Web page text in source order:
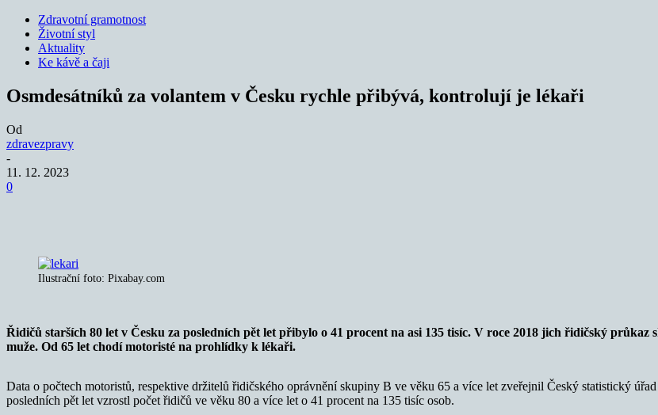
Zdravotní gramotnost
Životní styl
Aktuality
Ke kávě a čaji
Osmdesátníků za volantem v Česku rychle přibývá, kontrolují je lékaři
Od
zdravezpravy
-
11. 12. 2023
0
Ilustrační foto: Pixabay.com
Řidičů starších 80 let v Česku za posledních pět let přibylo o 41 procent na asi 135 tisíc. V roce 2018 jich řidičský
muže. Od 65 let chodí motoristé na prohlídky k lékaři.
Data o počtech motoristů, respektive držitelů řidičského oprávnění skupiny B ve věku 65 a více let zveřejnil Český statistický
posledních pět let vzrostl počet řidičů ve věku 80 a více let o 41 procent na 135 tisíc osob.